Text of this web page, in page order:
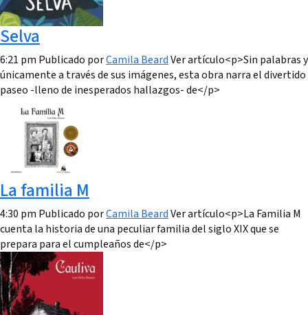
Selva
6:21 pm Publicado porCamila BeardVer artículo<p>Sin palabras y
únicamente a través de sus imágenes, esta obra narra el divertido
paseo -lleno de inesperados hallazgos- de</p>
La familia M
4:30 pm Publicado porCamila BeardVer artículo<p>La Familia M
cuenta la historia de una peculiar familia del siglo XIX que se
prepara para el cumpleaños de</p>